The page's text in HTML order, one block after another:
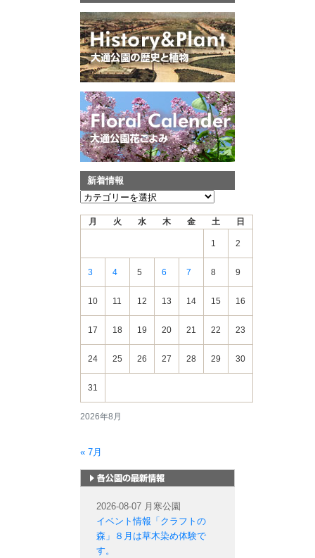
新着情報
新
2026年8月
月 火 水 木 金 土 日
1 2
3 4 5 6 7 8 9
10 11 12 13 14 15 16
17 18 19 20 21 22 23
24 25 26 27 28 29 30
31
« 7月
2026-08-07 月寒公園
イベント情報「クラフトの
森」８月は草木染め体験で
す。